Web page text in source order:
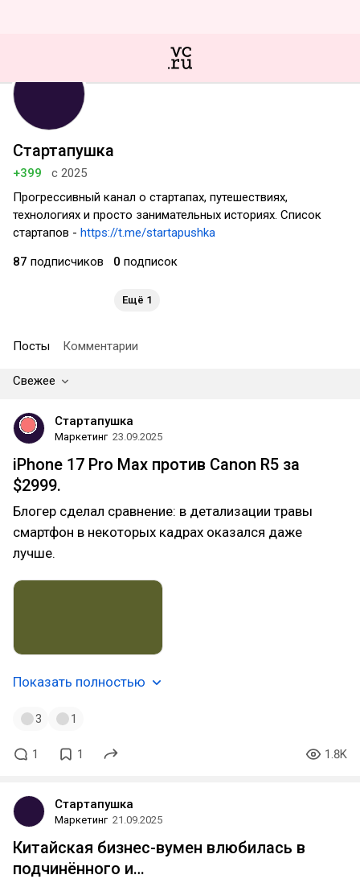
Стартапушка
+399
с 2025
Прогрессивный канал о стартапах, путешествиях,
технологиях и просто занимательных историях. Список
стартапов - https://t.me/startapushka
87 подписчиков 0 подписок
Ещё 1
Посты Комментарии
Свежее
Стартапушка
Маркетинг 23.09.2025
iPhone 17 Pro Max против Canon R5 за
$2999.
Блогер сделал сравнение: в детализации травы
смартфон в некоторых кадрах оказался даже
лучше.
Показать полностью
3 1
1 1 1.8K
Стартапушка
Маркетинг 21.09.2025
Китайская бизнес-вумен влюбилась в
подчинённого и…